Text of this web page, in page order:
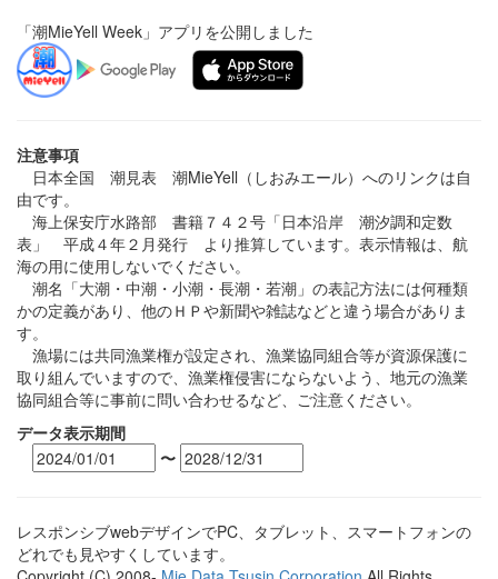
「潮MieYell Week」アプリを公開しました
注意事項
日本全国 潮見表 潮MieYell（しおみエール）へのリンクは自
由です。
海上保安庁水路部 書籍７４２号「日本沿岸 潮汐調和定数
表」 平成４年２月発行 より推算しています。表示情報は、航
海の用に使用しないでください。
潮名「大潮・中潮・小潮・長潮・若潮」の表記方法には何種類
かの定義があり、他のＨＰや新聞や雑誌などと違う場合がありま
す。
漁場には共同漁業権が設定され、漁業協同組合等が資源保護に
取り組んでいますので、漁業権侵害にならないよう、地元の漁業
協同組合等に事前に問い合わせるなど、ご注意ください。
データ表示期間
〜
レスポンシブwebデザインでPC、タブレット、スマートフォンの
どれでも見やすくしています。